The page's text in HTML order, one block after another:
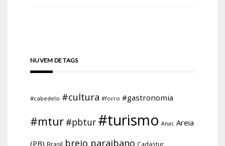
NUVEM DE TAGS
#cabedelo #cultura #forro #gastronomia
#mtur #pbtur #turismo Anac Areia
(PB) Brasil brejo paraibano Cadastur